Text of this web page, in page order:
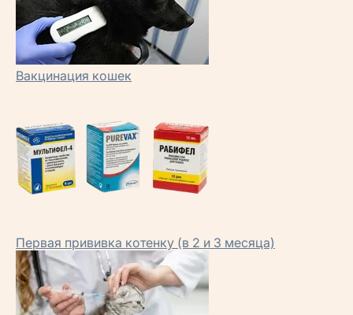
Вакцинация кошек
Первая прививка котенку (в 2 и 3 месяца)